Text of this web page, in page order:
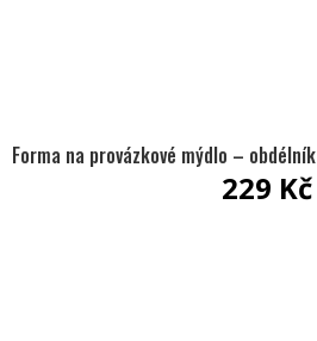
Forma na provázkové mýdlo – obdélník
229 Kč